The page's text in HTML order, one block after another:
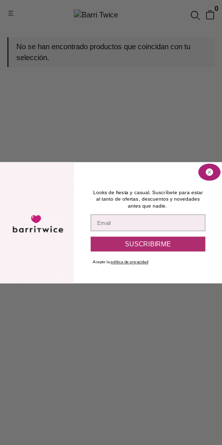
0
No se han encontrado productos que coincidan con tu
selección.
Looks de fiesta y casual. Suscríbete para estar
al tanto de ofertas, descuentos y novedades
antes que nadie.
Email
SUSCRIBIRME
Acepto lapolítica de privacidad